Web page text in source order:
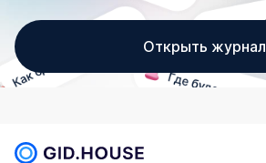
Открыть журнал